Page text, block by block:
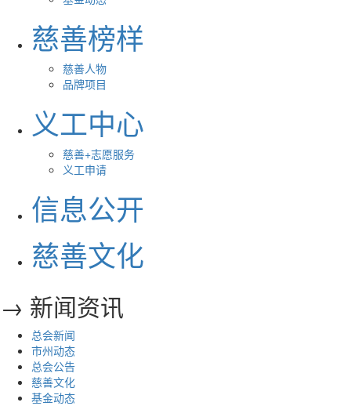
慈善榜样
慈善人物
品牌项目
义工中心
慈善+志愿服务
义工申请
信息公开
慈善文化
→ 新闻资讯
总会新闻
市州动态
总会公告
慈善文化
基金动态